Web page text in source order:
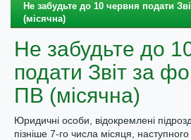
Не забудьте до 10 червня подати
(місячна)
Не забудьте до
подати Звіт за
ПВ (місячна)
Юридичні особи, відокремлені
пізніше 7-го числа місяця,